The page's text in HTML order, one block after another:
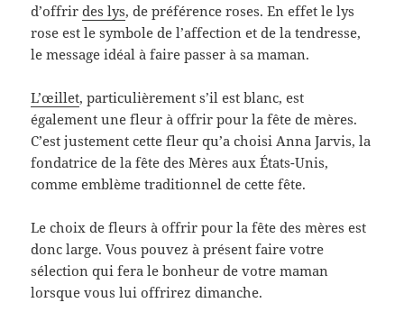
d’offrirdes lys, de préférence roses. En effet le lys
rose est le symbole de l’affection et de la tendresse,
le message idéal à faire passer à sa maman.
L’œillet, particulièrement s’il est blanc, est
également une fleur à offrir pour la fête de mères.
C’est justement cette fleur qu’a choisi Anna Jarvis, la
fondatrice de la fête des Mères aux États-Unis,
comme emblème traditionnel de cette fête.
Le choix de fleurs à offrir pour la fête des mères est
donc large. Vous pouvez à présent faire votre
sélection qui fera le bonheur de votre maman
lorsque vous lui offrirez dimanche.